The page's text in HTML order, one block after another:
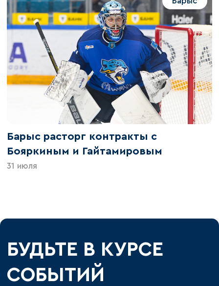
Барыс расторг контракты с
Бояркиным и Гайтамировым
31 июля
БУДЬТЕ В КУРСЕ
СОБЫТИЙ